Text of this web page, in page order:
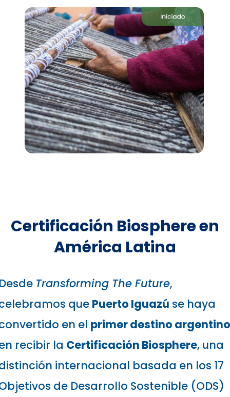
Certificación Biosphere en
América Latina
Transforming The Future,
que Puerto Iguazú se haya
en el primer destino argentino
recibir la Certificación Biosphere, una
internacional basada en los 17
de Desarrollo Sostenible (ODS)